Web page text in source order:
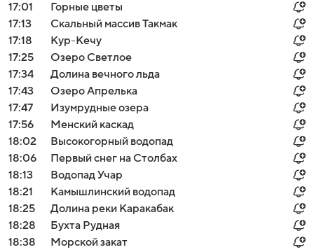
17:01
Горные цветы
17:13
Скальный массив Такмак
17:18
Кур-Кечу
17:25
Озеро Светлое
17:34
Долина вечного льда
17:43
Озеро Апрелька
17:47
Изумрудные озера
17:56
Менский каскад
18:02
Высокогорный водопад
18:06
Первый снег на Столбах
18:13
Водопад Учар
18:21
Камышлинский водопад
18:25
Долина реки Каракабак
18:28
Бухта Рудная
18:38
Морской закат